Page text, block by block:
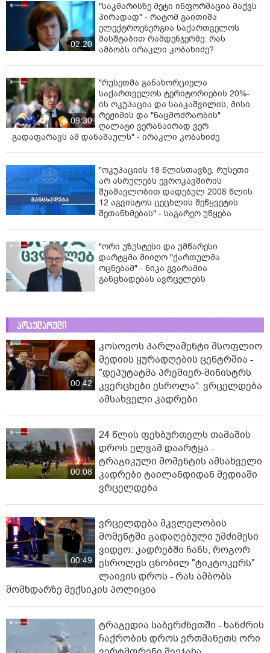
02:20
"საკმარისზე მეტი ინფორმაცია მაქვს
პირადად" - რატომ გაითიშა
ელექტროენერგია საქართველოს
მასშტაბით რამდენჯერმე: რას
ამბობს ირაკლი კობახიძე?
09:30
"რუსეთმა განახორციელა
საქართველოს ტერიტორიების 20%-
ის ოკუპაცია და სააკაშვილის, მისი
რეჟიმის და "ნაცმოძრაობის"
ღალატი ვერანაირად ვერ
გადაფარავს ამ დანაშაულს" - ირაკლი კობახიძე
"ოკუპაციის 18 წლისთავზე, რუსეთი
არ ასრულებს ევროკავშირის
შუამავლობით დადებულ 2008 წლის
12 აგვისტოს ცეცხლის შეწყვეტის
შეთანხმებას" - საგარეო უწყება
"ორი უზუსტესი და უმწარესი
დარტყმა მიიღო "ქართულმა
ოცნებამ" - ნიკა გვარამია
განცხადებას ავრცელებს
პოპულარული
00:42
კოსოვოს პარლამენტი მსოფლიო
მედიის ყურადღების ცენტრშია -
"დეპუტატმა პრემიერ-მინისტრს
კვერცხები ესროლა“: ვრცელდება
ამსახველი კადრები
00:08
24 წლის ფეხბურთელს თამაშის
დროს ელვამ დაარტყა -
ტრაგიკული მომენტის ამსახველი
კადრები ტაილანდიდან მედიაში
ვრცელდება
00:49
ვრცელდება მკვლელობის
მომენტში გადაღებული უმძიმესი
ვიდეო: კადრებში ჩანს, როგორ
ესროლეს ცნობილ "ტიკტოკერს"
ლაივის დროს - რას ამბობს
მომხდარზე მექსიკის პოლიცია
ტრაგედია საბერძნეთში - ხანძრის
ჩაქრობის დროს ერთმანეთს ორი